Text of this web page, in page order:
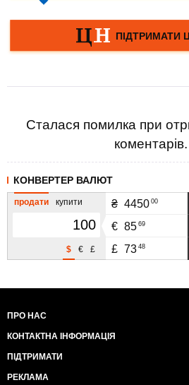
Сталася помилка при
коментарів.
КОНВЕРТЕР ВАЛЮТ
продати купити
£
€
$
₴ 4450 00
€ 85 69
£ 73 48
ПРО НАС
КОНТАКТНА ІНФОРМАЦІЯ
ПІДТРИМАТИ
РЕКЛАМА